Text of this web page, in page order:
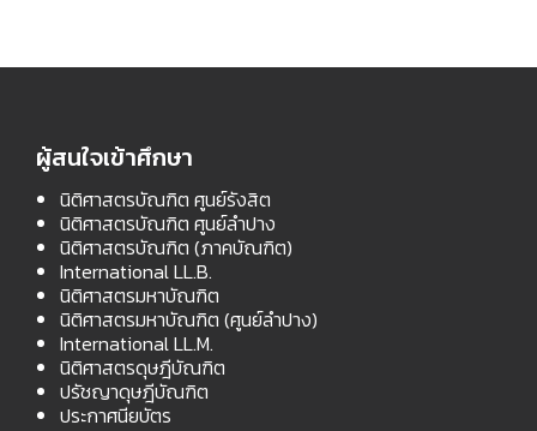
ผู้สนใจเข้าศึกษา
นิติศาสตรบัณฑิต ศูนย์รังสิต
นิติศาสตรบัณฑิต ศูนย์ลำปาง
นิติศาสตรบัณฑิต (ภาคบัณฑิต)
International LL.B.
นิติศาสตรมหาบัณฑิต
นิติศาสตรมหาบัณฑิต (ศูนย์ลำปาง)
International LL.M.
นิติศาสตรดุษฎีบัณฑิต
ปรัชญาดุษฎีบัณฑิต
ประกาศนียบัตร